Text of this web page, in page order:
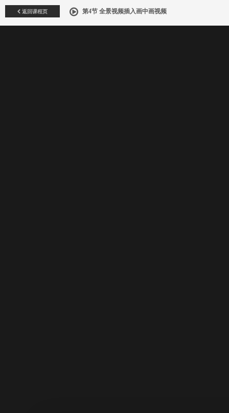
返回课程页 第4节 全景视频插入画中画视频